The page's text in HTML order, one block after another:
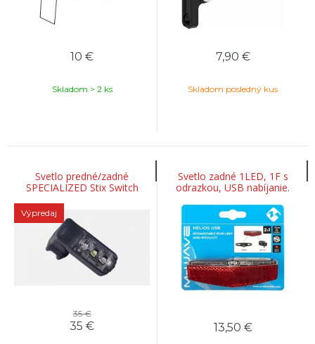
10 €
Skladom > 2 ks
7,90 €
Skladom posledný kus
Svetlo predné/zadné
SPECIALIZED Stix Switch
Výpredaj
35 €
35 €
Svetlo zadné 1LED, 1F s
odrazkou, USB nabíjanie.
13,50 €